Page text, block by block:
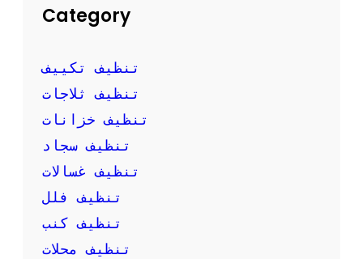
ي
ف
ن
ف
س
ك
Category
تنظيف تكييف
تنظيف ثلاجات
تنظيف خزانات
تنظيف سجاد
تنظيف غسالات
تنظيف فلل
تنظيف كنب
تنظيف محلات